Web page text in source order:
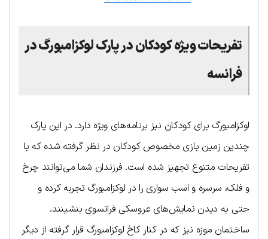
تفریحات ویژه کودکان در پارک لوکزامبورگ در
فرانسه
لوکزامبورگ برای کودکان نیز برنامه‌های ویژه دارد. در این پارک
چندین زمین بازی مخصوص کودکان در نظر گرفته شده که با
تفریحات متنوع تجهیز شده است. فرزندان شما می‌توانند چرخ
و فلک، سرسره و اسب سواری را در لوکزامبورگ تجربه کرده و
حتی به دیدن نمایش‌های عروسکی فرانسوی بنشینند.
ساختمان موزه نیز که در کنار کاخ لوکزامبورگ قرار گرفته از دیگر